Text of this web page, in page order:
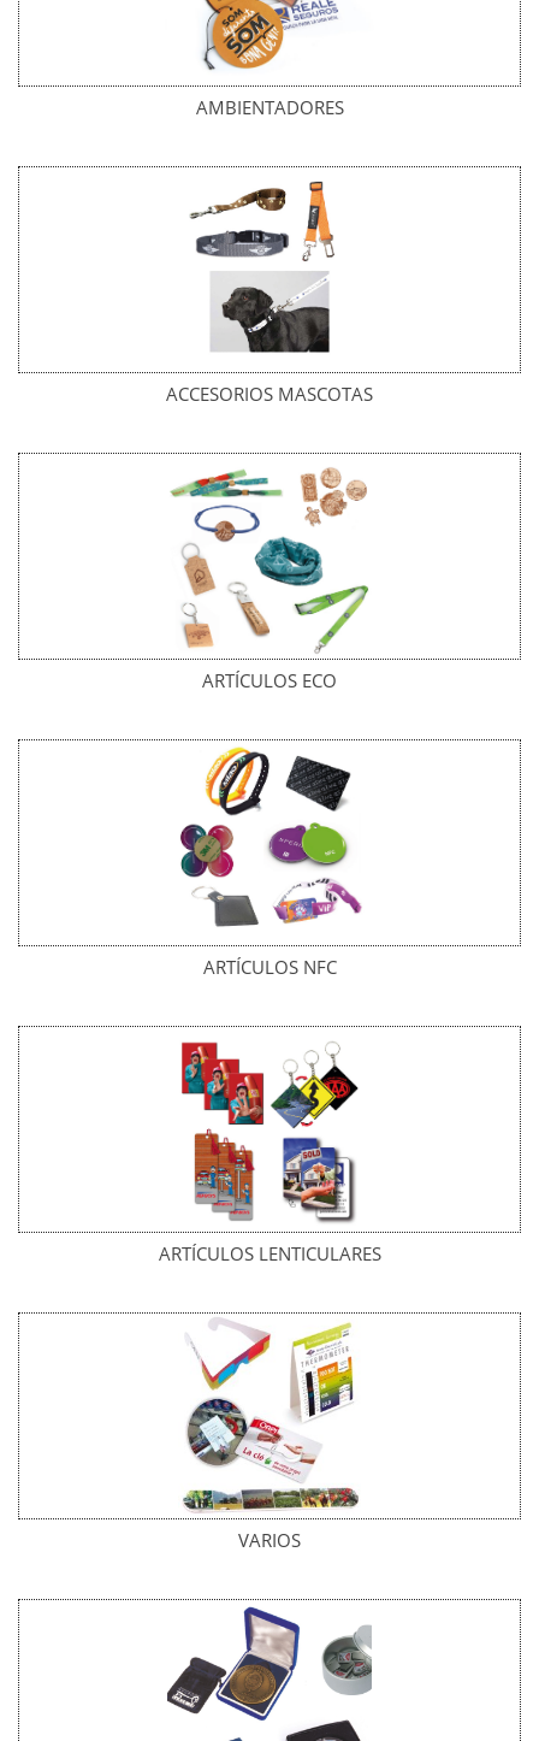
AMBIENTADORES
ACCESORIOS MASCOTAS
ARTÍCULOS ECO
ARTÍCULOS NFC
ARTÍCULOS LENTICULARES
VARIOS